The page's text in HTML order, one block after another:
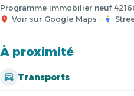
Programme immobilier neuf
Voir sur Google Maps ·
À proximité
Transports